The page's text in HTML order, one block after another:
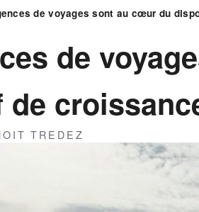
de voyages sont au cœur du
de
TREDEZ